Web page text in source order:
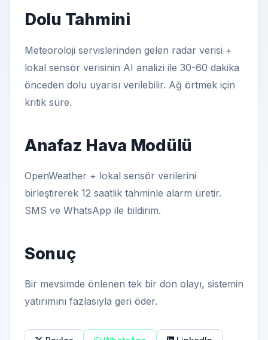
Dolu Tahmini
Meteoroloji servislerinden gelen radar verisi +
lokal sensör verisinin AI analizi ile 30-60 dakika
önceden dolu uyarısı verilebilir. Ağ örtmek için
kritik süre.
Anafaz Hava Modülü
OpenWeather + lokal sensör verilerini
birleştirerek 12 saatlik tahminle alarm üretir.
SMS ve WhatsApp ile bildirim.
Sonuç
Bir mevsimde önlenen tek bir don olayı, sistemin
yatırımını fazlasıyla geri öder.